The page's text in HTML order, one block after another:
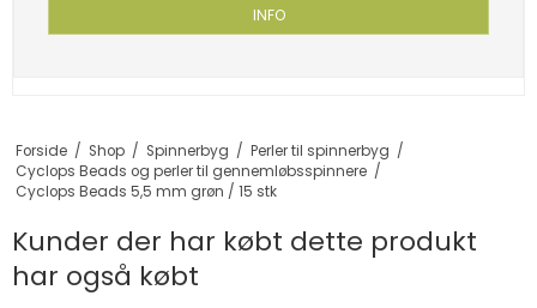
INFO
Forside / Shop / Spinnerbyg / Perler til spinnerbyg /
Cyclops Beads og perler til gennemløbsspinnere /
Cyclops Beads 5,5 mm grøn / 15 stk
Kunder der har købt dette produkt
har også købt